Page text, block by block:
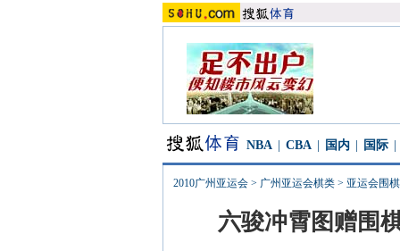
NBA CBA 国内 国际
2010广州亚运会 > 广州亚运会棋类 > 亚运会围棋
六骏冲霄图赠围